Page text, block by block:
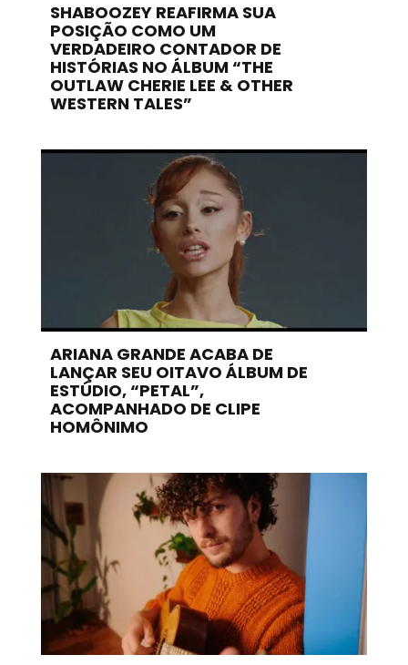
SHABOOZEY REAFIRMA SUA
POSIÇÃO COMO UM
VERDADEIRO CONTADOR DE
HISTÓRIAS NO ÁLBUM “THE
OUTLAW CHERIE LEE & OTHER
WESTERN TALES”
ARIANA GRANDE ACABA DE
LANÇAR SEU OITAVO ÁLBUM DE
ESTÚDIO, “PETAL”,
ACOMPANHADO DE CLIPE
HOMÔNIMO